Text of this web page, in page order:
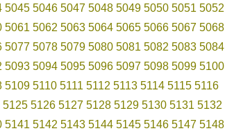
5045 5046 5047 5048 5049 5050 5051 5052
5061 5062 5063 5064 5065 5066 5067 5068
5077 5078 5079 5080 5081 5082 5083 5084
5093 5094 5095 5096 5097 5098 5099 5100
5109 5110 5111 5112 5113 5114 5115 5116
5125 5126 5127 5128 5129 5130 5131 5132
5141 5142 5143 5144 5145 5146 5147 5148